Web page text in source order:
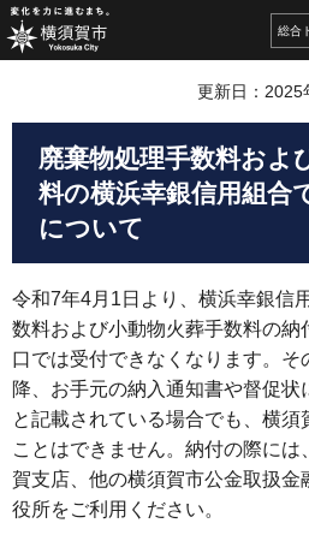
総合
更新日：2025
廃棄物処理手数料およ
料の横浜幸銀信用組合
について
令和7年4月1日より、横浜幸銀信
数料および小動物火葬手数料の納
口では受付できなくなります。そ
降、お手元の納入通知書や督促状
と記載されている場合でも、横須
ことはできません。納付の際に
賀支店、他の横須賀市公金取扱金
役所をご利用ください。